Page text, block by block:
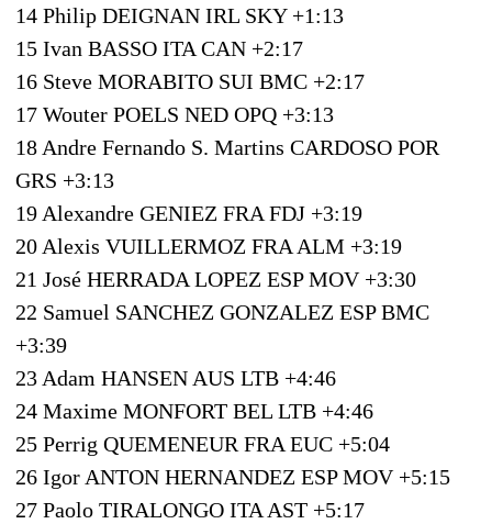
14 Philip DEIGNAN IRL SKY +1:13
15 Ivan BASSO ITA CAN +2:17
16 Steve MORABITO SUI BMC +2:17
17 Wouter POELS NED OPQ +3:13
18 Andre Fernando S. Martins CARDOSO POR
GRS +3:13
19 Alexandre GENIEZ FRA FDJ +3:19
20 Alexis VUILLERMOZ FRA ALM +3:19
21 José HERRADA LOPEZ ESP MOV +3:30
22 Samuel SANCHEZ GONZALEZ ESP BMC
+3:39
23 Adam HANSEN AUS LTB +4:46
24 Maxime MONFORT BEL LTB +4:46
25 Perrig QUEMENEUR FRA EUC +5:04
26 Igor ANTON HERNANDEZ ESP MOV +5:15
27 Paolo TIRALONGO ITA AST +5:17